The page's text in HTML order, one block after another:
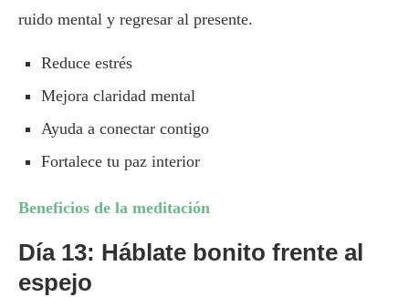
ruido mental y regresar al presente.
Reduce estrés
Mejora claridad mental
Ayuda a conectar contigo
Fortalece tu paz interior
Beneficios de la meditación
Día 13: Háblate bonito frente al
espejo